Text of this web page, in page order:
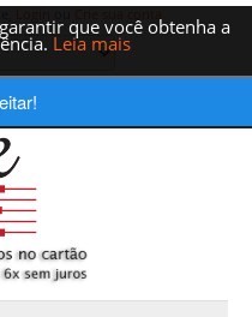
que você obtenha a
Leia mais